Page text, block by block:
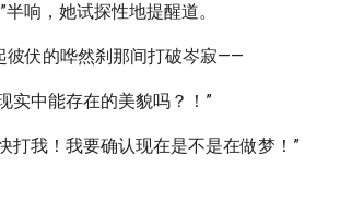
响，她试探性地提醒道。
彼伏的哗然刹那间打破岑寂——
实中能存在的美貌吗？！”
打我！我要确认现在是不是在做梦！”